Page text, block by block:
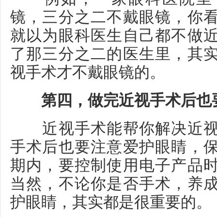
镜，三分之二不戴眼镜，你
就以为眼科医生自己都不做
了那三分之二的医生里，其
视手术才不戴眼镜的。
第四，做完近视手术后也
近视手术能帮你解决近
手术后也要注意爱护眼睛，
期内，要控制使用电子产品
当然，不论你是否手术，养
护眼睛，其实都是很重要的。